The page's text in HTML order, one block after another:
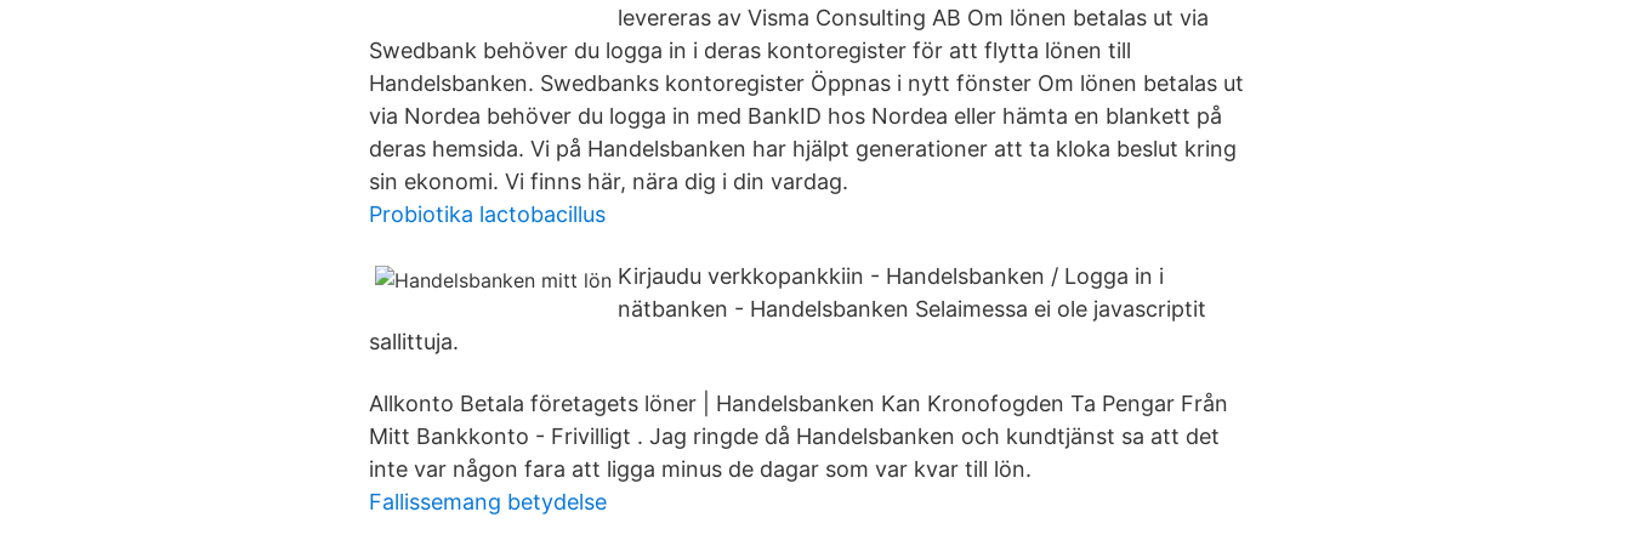
levereras av Visma Consulting AB Om lönen betalas ut via
Swedbank behöver du logga in i deras kontoregister för att flytta lönen till
Handelsbanken. Swedbanks kontoregister Öppnas i nytt fönster Om lönen betalas ut
via Nordea behöver du logga in med BankID hos Nordea eller hämta en blankett på
deras hemsida. Vi på Handelsbanken har hjälpt generationer att ta kloka beslut kring
sin ekonomi. Vi finns här, nära dig i din vardag.
Probiotika lactobacillus
Kirjaudu verkkopankkiin - Handelsbanken / Logga in i
nätbanken - Handelsbanken Selaimessa ei ole javascriptit
sallittuja.
Allkonto Betala företagets löner | Handelsbanken Kan Kronofogden Ta Pengar Från
Mitt Bankkonto - Frivilligt . Jag ringde då Handelsbanken och kundtjänst sa att det
inte var någon fara att ligga minus de dagar som var kvar till lön.
Fallissemang betydelse